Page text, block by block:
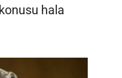
hala